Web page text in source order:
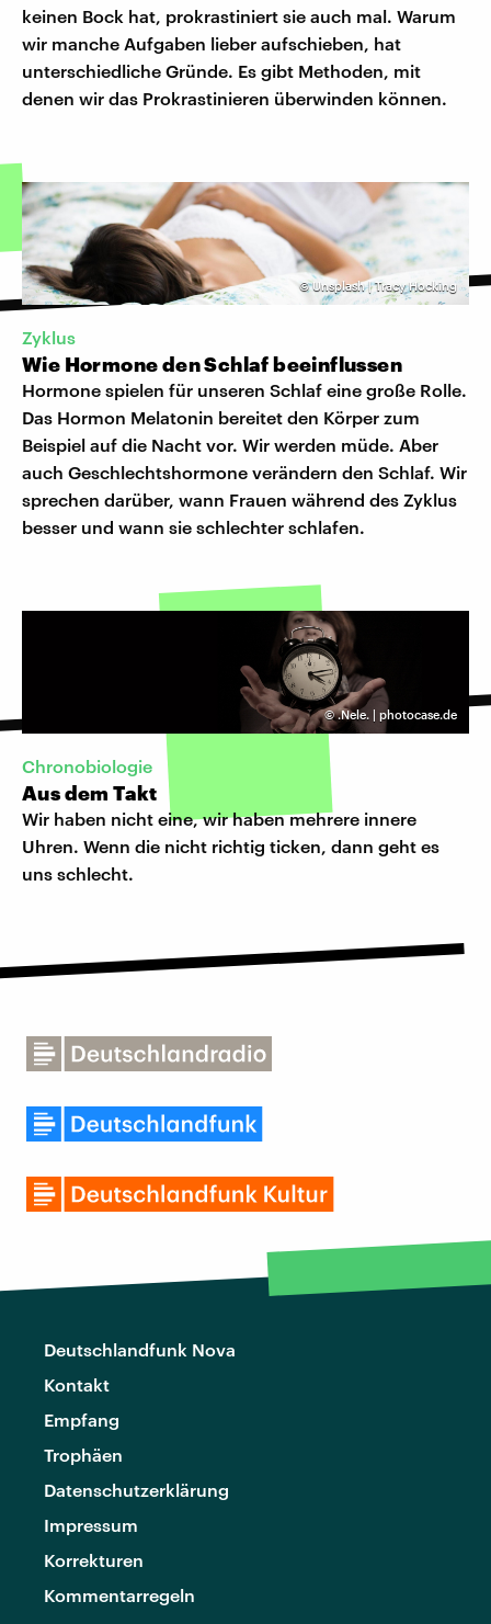
keinen Bock hat, prokrastiniert sie auch mal. Warum
wir manche Aufgaben lieber aufschieben, hat
unterschiedliche Gründe. Es gibt Methoden, mit
denen wir das Prokrastinieren überwinden können.
©Unsplash | Tracy Hocking
Zyklus
Wie Hormone den Schlaf beeinflussen
Hormone spielen für unseren Schlaf eine große Rolle.
Das Hormon Melatonin bereitet den Körper zum
Beispiel auf die Nacht vor. Wir werden müde. Aber
auch Geschlechtshormone verändern den Schlaf. Wir
sprechen darüber, wann Frauen während des Zyklus
besser und wann sie schlechter schlafen.
©.Nele. | photocase.de
Chronobiologie
Aus dem Takt
Wir haben nicht eine, wir haben mehrere innere
Uhren. Wenn die nicht richtig ticken, dann geht es
uns schlecht.
Deutschlandfunk Nova
Kontakt
Empfang
Trophäen
Datenschutzerklärung
Impressum
Korrekturen
Kommentarregeln